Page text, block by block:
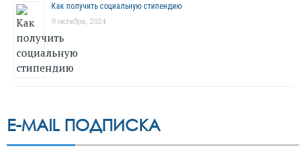
Как получить социальную стипендию
9 октября, 2024
E-MAIL ПОДПИСКА